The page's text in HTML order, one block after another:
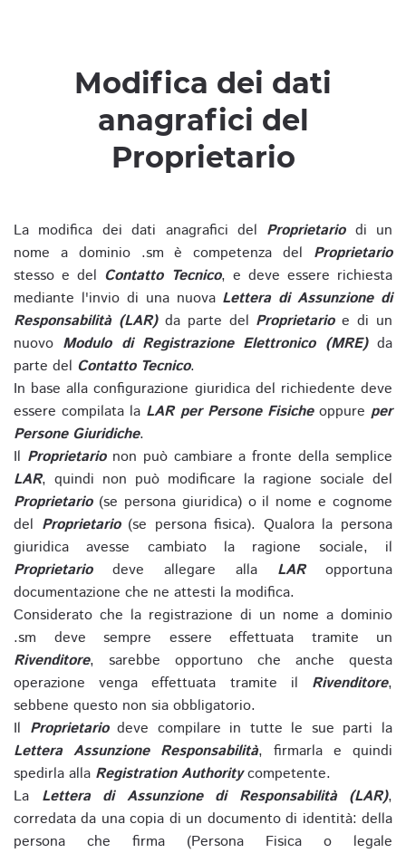
Modifica dei dati
anagrafici del
Proprietario
La modifica dei dati anagrafici del Proprietariodi un
nome a dominio .sm è competenza del Proprietario
stesso e del Contatto Tecnico, e deve essere richiesta
mediante l'invio di una nuova Lettera di Assunzione di
Responsabilità (LAR)da parte del Proprietarioe di un
nuovo Modulo di Registrazione Elettronico (MRE)da
parte del Contatto Tecnico.
In base alla configurazione giuridica del richiedente deve
essere compilata la LAR per Persone Fisicheoppure per
Persone Giuridiche.
Il Proprietarionon può cambiare a fronte della semplice
LAR, quindi non può modificare la ragione sociale del
Proprietario(se persona giuridica) o il nome e cognome
del Proprietario(se persona fisica). Qualora la persona
giuridica avesse cambiato la ragione sociale, il
Proprietariodeve allegare alla LARopportuna
documentazione che ne attesti la modifica.
Considerato che la registrazione di un nome a dominio
.sm deve sempre essere effettuata tramite un
Rivenditore, sarebbe opportuno che anche questa
operazione venga effettuata tramite il Rivenditore,
sebbene questo non sia obbligatorio.
Il Proprietariodeve compilare in tutte le sue parti la
Lettera Assunzione Responsabilità, firmarla e quindi
spedirla alla Registration Authoritycompetente.
La Lettera di Assunzione di Responsabilità (LAR),
corredata da una copia di un documento di identità: della
persona che firma (Persona Fisica o legale